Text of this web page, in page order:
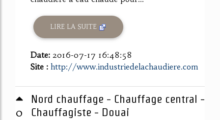
LIRE LA SUITE
Date: 2016-07-17 16:48:58
Site : http://www.industriedelachaudiere.com
0
Nord chauffage - Chauffage central -
Chauffagiste - Douai